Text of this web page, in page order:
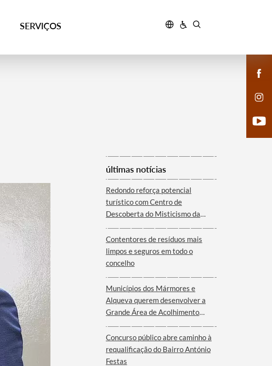
SERVIÇOS
últimas notícias
Redondo reforça potencial
turístico com Centro de
Descoberta do Misticismo da
Contentores de resíduos mais
limpos e seguros em todo o
concelho
Municípios dos Mármores e
Alqueva querem desenvolver a
Grande Área de Acolhimento
Governo para o Interior do
Alentejo
Concurso público abre caminho à
requalificação do Bairro António
Festas